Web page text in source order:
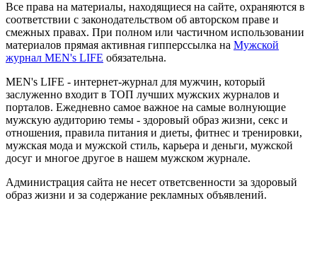
Все права на материалы, находящиеся на сайте, охраняются в
соответствии с законодательством об авторском праве и
смежных правах. При полном или частичном использовании
материалов прямая активная гипперссылка на Мужской
журнал MEN's LIFE обязательна.
MEN's LIFE - интернет-журнал для мужчин, который
заслуженно входит в ТОП лучших мужских журналов и
порталов. Ежедневно самое важное на самые волнующие
мужскую аудиторию темы - здоровый образ жизни, секс и
отношения, правила питания и диеты, фитнес и тренировки,
мужская мода и мужской стиль, карьера и деньги, мужской
досуг и многое другое в нашем мужском журнале.
Администрация сайта не несет ответсвенности за здоровый
образ жизни и за содержание рекламных объявлений.